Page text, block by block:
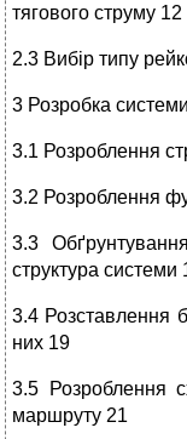
тягового струму 12
2.3 Вибір типу
3 Розробка системи
3.1 Розроблення
3.2 Розроблення
3.3
структура системи
3.4 Розставлення
них 19
3.5 Розроблення
маршруту 21